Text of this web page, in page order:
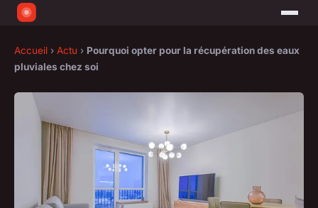
Accueil › Actu › Pourquoi opter pour la récupération des eaux
pluviales chez soi